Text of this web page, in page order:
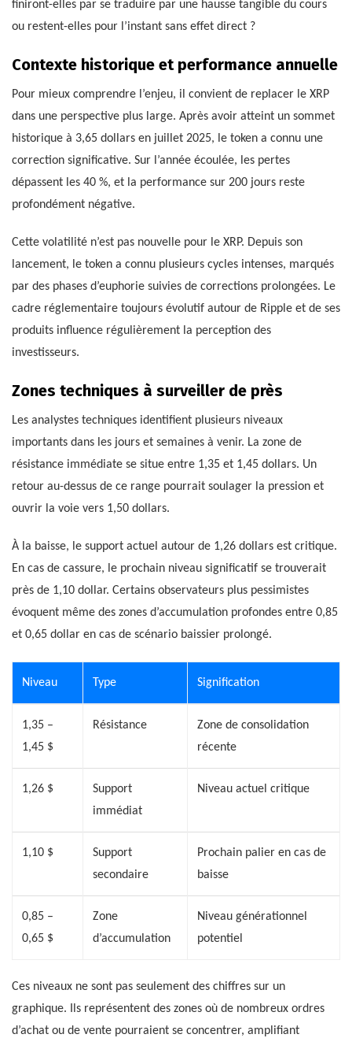
finiront-elles par se traduire par une hausse tangible du cours
ou restent-elles pour l’instant sans effet direct ?
Contexte historique et performance annuelle
Pour mieux comprendre l’enjeu, il convient de replacer le XRP
dans une perspective plus large. Après avoir atteint un sommet
historique à 3,65 dollars en juillet 2025, le token a connu une
correction significative. Sur l’année écoulée, les pertes
dépassent les 40 %, et la performance sur 200 jours reste
profondément négative.
Cette volatilité n’est pas nouvelle pour le XRP. Depuis son
lancement, le token a connu plusieurs cycles intenses, marqués
par des phases d’euphorie suivies de corrections prolongées. Le
cadre réglementaire toujours évolutif autour de Ripple et de ses
produits influence régulièrement la perception des
investisseurs.
Zones techniques à surveiller de près
Les analystes techniques identifient plusieurs niveaux
importants dans les jours et semaines à venir. La zone de
résistance immédiate se situe entre 1,35 et 1,45 dollars. Un
retour au-dessus de ce range pourrait soulager la pression et
ouvrir la voie vers 1,50 dollars.
À la baisse, le support actuel autour de 1,26 dollars est critique.
En cas de cassure, le prochain niveau significatif se trouverait
près de 1,10 dollar. Certains observateurs plus pessimistes
évoquent même des zones d’accumulation profondes entre 0,85
et 0,65 dollar en cas de scénario baissier prolongé.
Niveau Type Signification
1,35 –
1,45 $
Résistance
Zone de consolidation
récente
1,26 $
Support
immédiat
Niveau actuel critique
1,10 $
Support
secondaire
Prochain palier en cas de
baisse
0,85 –
0,65 $
Zone
d’accumulation
Niveau générationnel
potentiel
Ces niveaux ne sont pas seulement des chiffres sur un
graphique. Ils représentent des zones où de nombreux ordres
d’achat ou de vente pourraient se concentrer, amplifiant